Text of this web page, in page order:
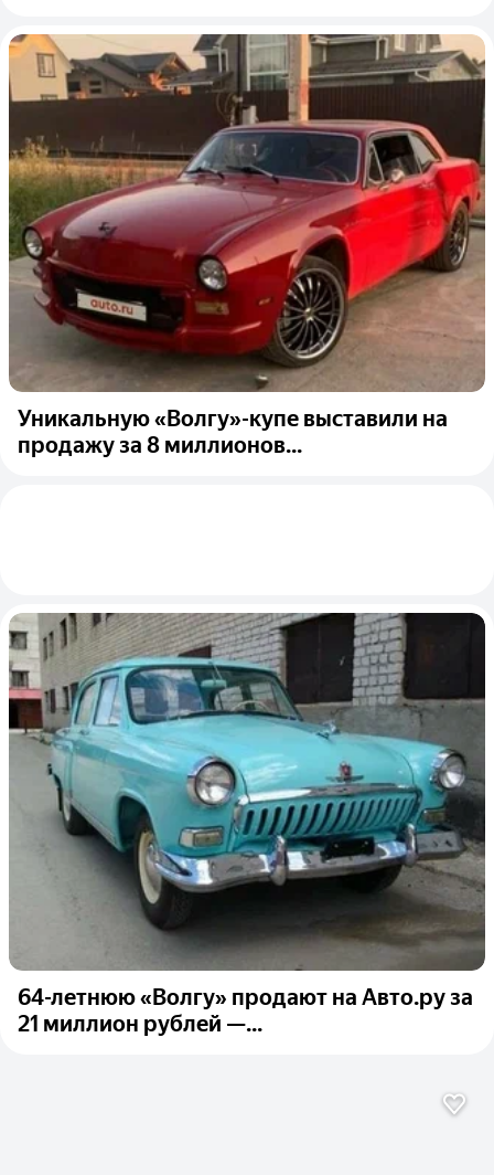
Уникальную «Волгу»-купе выставили на
продажу за 8 миллионов...
64-летнюю «Волгу» продают на Авто.ру за
21 миллион рублей —...